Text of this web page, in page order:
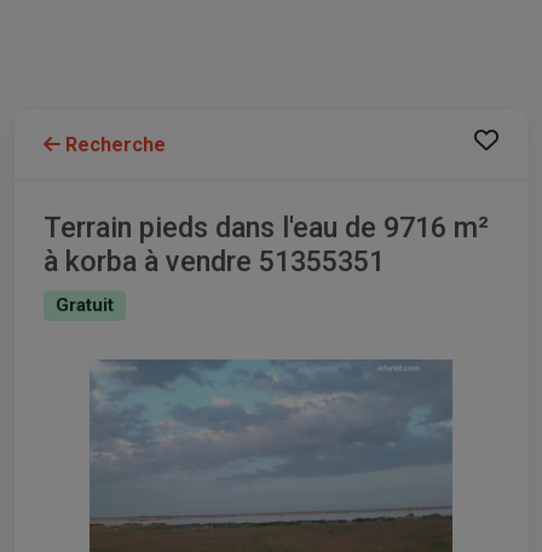
Recherche
Terrain pieds dans l'eau de 9716 m²
à korba à vendre 51355351
Gratuit